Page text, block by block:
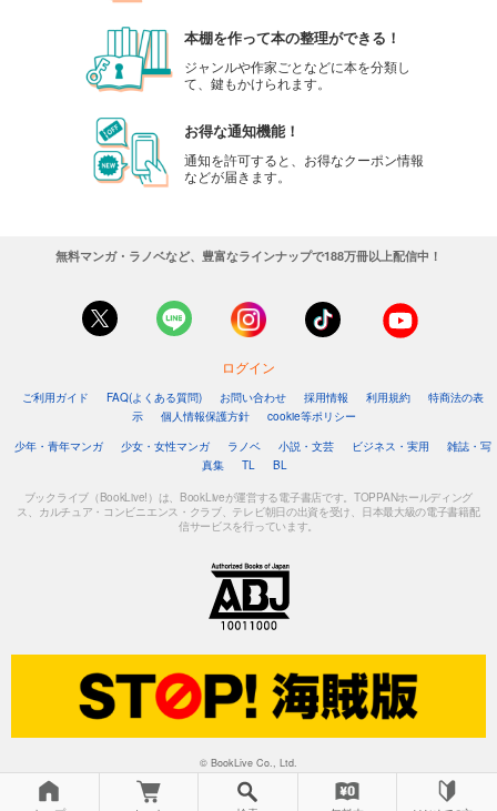
本棚を作って本の整理ができる！
ジャンルや作家ごとなどに本を分類し
て、鍵もかけられます。
お得な通知機能！
通知を許可すると、お得なクーポン情報
などが届きます。
無料マンガ・ラノベなど、豊富なラインナップで188万冊以上配信中！
ログイン
ご利用ガイド FAQ(よくある質問) お問い合わせ 採用情報 利用規約
特商法の表
示
個人情報保護方針
cookie等ポリシー
少年・青年マンガ
少女・女性マンガ ラノベ 小説・文芸 ビジネス・実用
雑誌・写
真集
TL BL
ブックライブ（BookLive!）は、BookLiveが運営する電子書店です。TOPPANホールディング
ス、カルチュア・コンビニエンス・クラブ、テレビ朝日の出資を受け、日本最大級の電子書籍配
信サービスを行っています。
© BookLive Co., Ltd.